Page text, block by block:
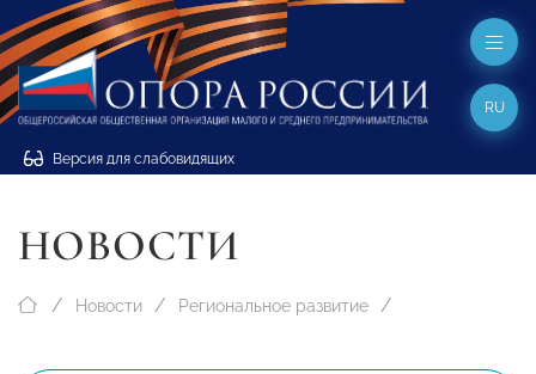
Версия для слабовидящих
RU
НОВОСТИ
Новости Региональное развитие